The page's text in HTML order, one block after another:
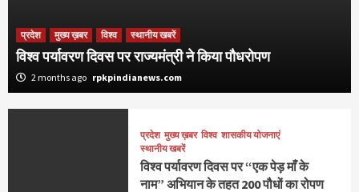
प्रदेश मुख्य ख़बर विश्व स्थानीय खबरें
विश्व पर्यावरण दिवस पर राज्यमंत्री ने किया पौधरोपण
2 months ago rpkpindianews.com
प्रदेश मुख्य ख़बर विश्व शासकीय योजनाएं
स्थानीय खबरें
विश्व पर्यावरण दिवस पर “एक पेड़ माँ के
नाम” अभियान के तहत 200 पौधों का रोपण